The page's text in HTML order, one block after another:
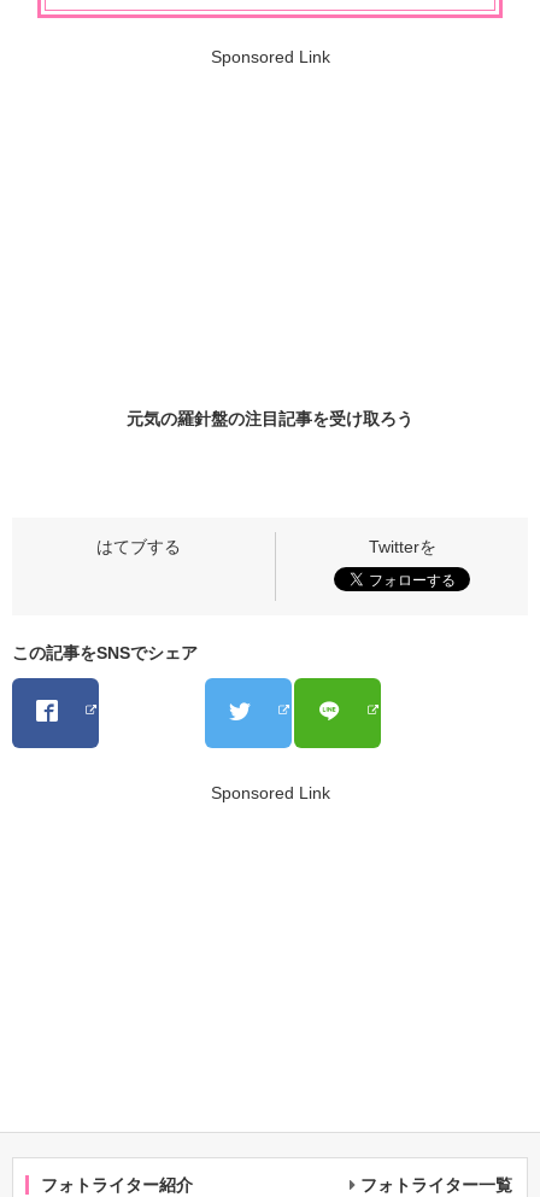
Sponsored Link
元気の羅針盤の注目記事を受け取ろう
この記事をSNSでシェア
Sponsored Link
フォトライター紹介 フォトライター一覧